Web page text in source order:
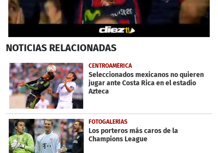
seconds
54
seconds
NOTICIAS RELACIONADAS
CENTROAMÉRICA
Seleccionados mexicanos no quieren
jugar ante Costa Rica en el estadio
Azteca
FOTOGALERÍAS
Los porteros más caros de la
Champions League